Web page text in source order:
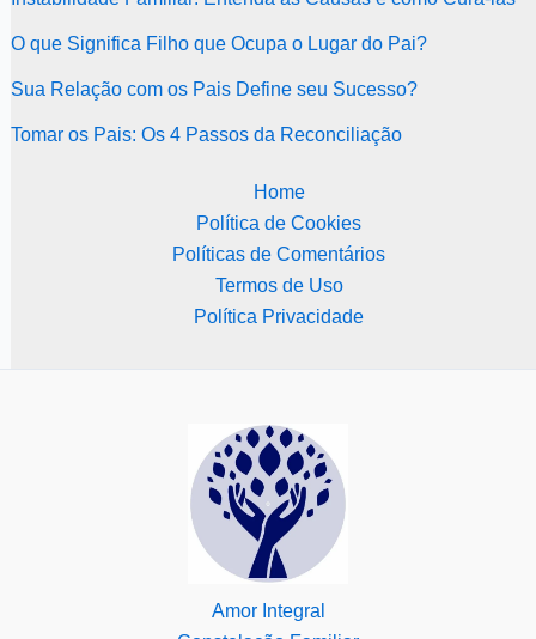
O que Significa Filho que Ocupa o Lugar do Pai?
Sua Relação com os Pais Define seu Sucesso?
Tomar os Pais: Os 4 Passos da Reconciliação
Home
Política de Cookies
Políticas de Comentários
Termos de Uso
Política Privacidade
Amor Integral